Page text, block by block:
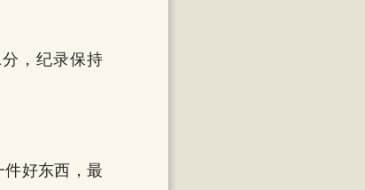
，纪录保持
好东西，最